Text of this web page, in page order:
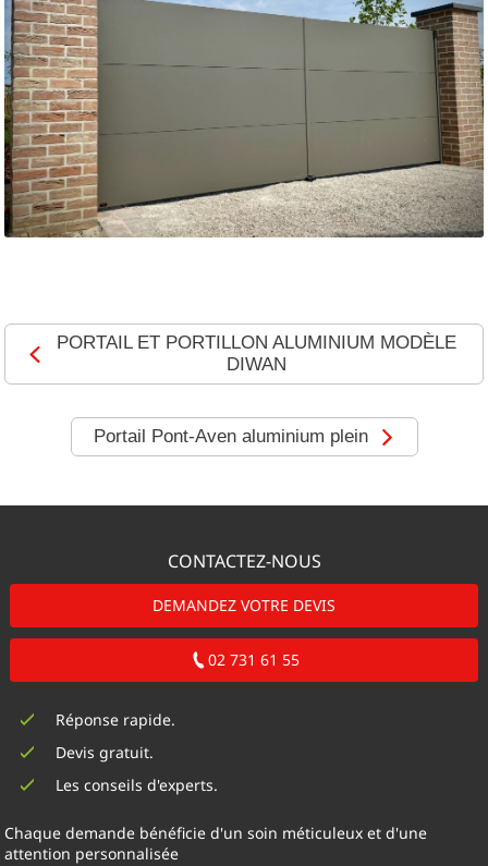
MOTORISATIONS
RÉALISATIONS
SHOWROOM
DEVIS &
CONTACT
PORTAIL ET PORTILLON ALUMINIUM MODÈLE
DIWAN
Portail Pont-Aven aluminium plein
CONTACTEZ-NOUS
DEMANDEZ VOTRE DEVIS
02 731 61 55
Réponse rapide.
Devis gratuit.
Les conseils d'experts.
Chaque demande bénéficie d'un soin méticuleux et d'une
attention personnalisée